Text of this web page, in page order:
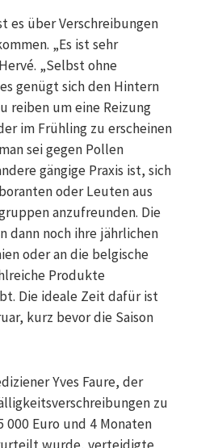
es über Verschreibungen
„Es ist sehr
„Selbst ohne
genügt sich den Hintern
reiben um eine Reizung
im Frühling zu erscheinen
sei gegen Pollen
gängige Praxis ist, sich
oder Leuten aus
anzufreunden. Die
dann noch ihre jährlichen
oder an die belgische
Produkte
Die ideale Zeit dafür ist
kurz bevor die Saison
Yves Faure, der
zu
000 Euro und 4 Monaten